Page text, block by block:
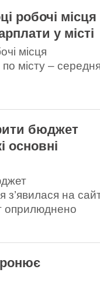
робочі місця
у місті
місця
місту –
бюджет
основні
з’явилася на
оприлюднено